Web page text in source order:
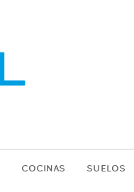
COCINAS SUELOS